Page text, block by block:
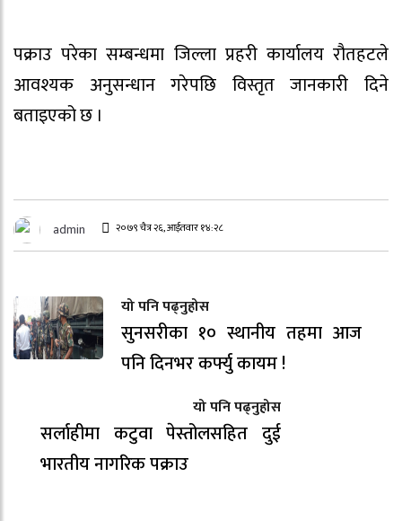
पक्राउ परेका सम्बन्धमा जिल्ला प्रहरी कार्यालय रौतहटले
आवश्यक अनुसन्धान गरेपछि विस्तृत जानकारी दिने
बताइएको छ ।
admin २०७९ चैत्र २६, आईतवार १४:२८
यो पनि पढ्नुहोस
सुनसरीका १० स्थानीय तहमा आज
पनि दिनभर कर्फ्यु कायम !
यो पनि पढ्नुहोस
सर्लाहीमा कटुवा पेस्तोलसहित दुई
भारतीय नागरिक पक्राउ